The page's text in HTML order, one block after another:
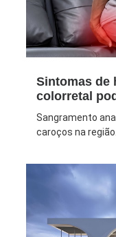
Sintomas de
colorretal
Sangramento
caroços na região...